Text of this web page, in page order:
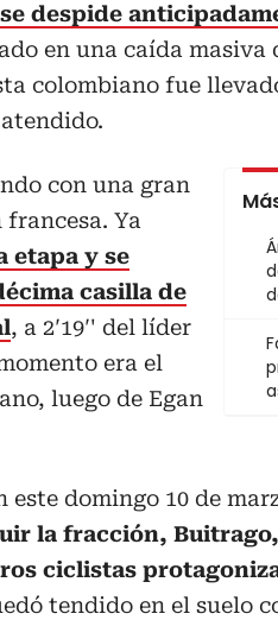
despide
en una caída
colombiano fue
con una gran
Ya
etapa y se
casilla de
, a 2′19′' del líder
era el
luego de Egan
domingo 10 de
la fracción,
ciclistas
tendido en el suelo